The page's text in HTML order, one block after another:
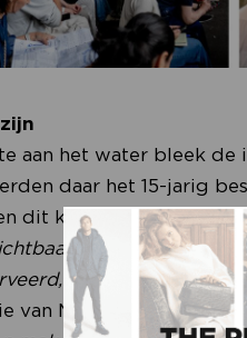
aan het water bleek
daar het 15-jarig
dit keer, maar
maar dit moment
het was een
van Modefabriek.“Als